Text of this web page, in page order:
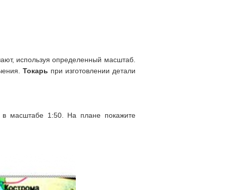
используя определенный масштаб.
Токарь при изготовлении детали
в масштабе 1:50. На плане покажите